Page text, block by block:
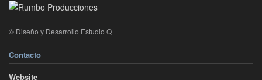
© Diseño y Desarrollo Estudio Q
Contacto
Website